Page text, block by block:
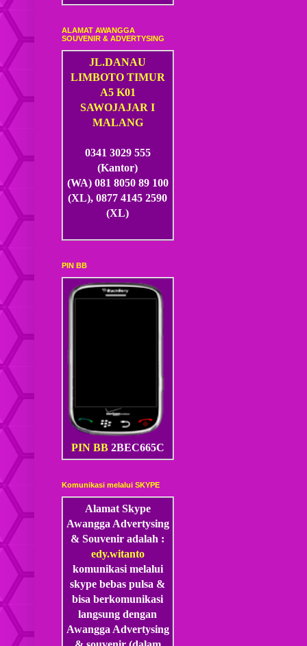
ALAMAT AWANGGA
SOUVENIR & ADVERTYSING
JL.DANAU
LIMBOTO TIMUR
A5 K01
SAWOJAJAR I
MALANG
0341 3029 555
(Kantor)
(WA) 081 8050 89 100
(XL), 0877 4145 2590
(XL)
PIN BB
PIN BB 2BEC665C
Komunikasi melalui SKYPE
Alamat Skype
Awangga Advertysing
& Souvenir adalah :
edy.witanto
komunikasi melalui
skype bebas pulsa &
bisa berkomunikasi
langsung dengan
Awangga Advertysing